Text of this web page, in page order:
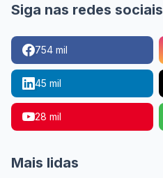
Siga nas redes sociais
754 mil
45 mil
28 mil
Mais lidas